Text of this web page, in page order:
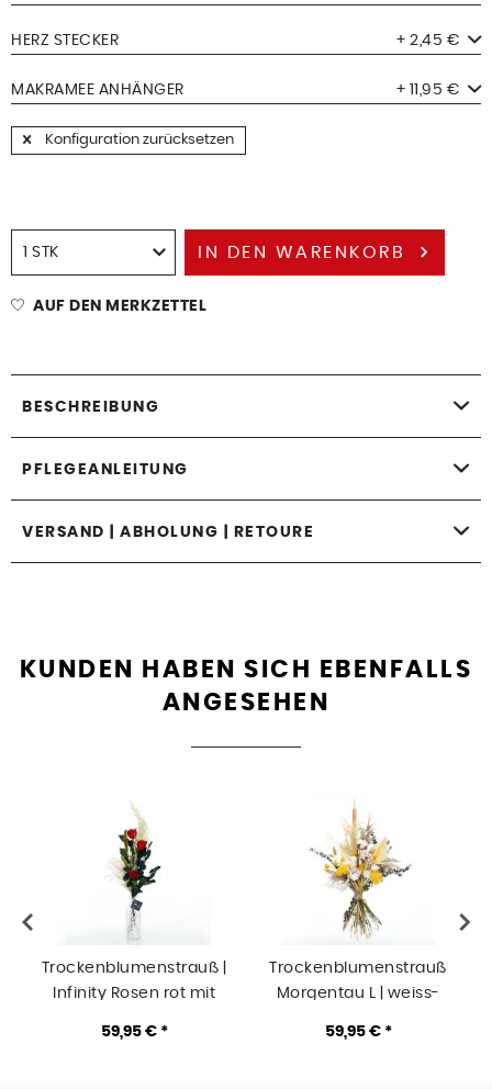
HERZ STECKER + 2,45 €
MAKRAMEE ANHÄNGER + 11,95 €
Konfiguration zurücksetzen
IN DEN WARENKORB
AUF DEN MERKZETTEL
BESCHREIBUNG
PFLEGEANLEITUNG
VERSAND | ABHOLUNG | RETOURE
KUNDEN HABEN SICH EBENFALLS
ANGESEHEN
Trockenblumenstrauß |
Infinity Rosen rot mit
Flaschenvase
59,95 € *
Trockenblumenstrauß
Morgentau L | weiss-
59,95 € *